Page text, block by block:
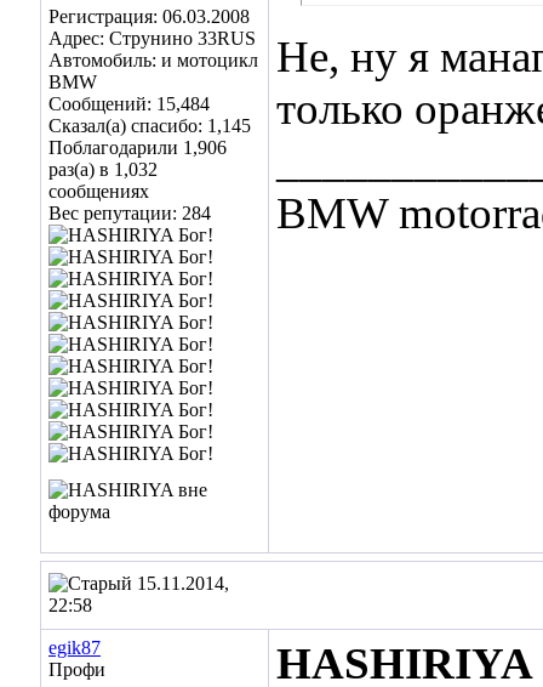
Регистрация: 06.03.2008
Адрес: Струнино 33RUS
Автомобиль: и мотоцикл
BMW
Сообщений: 15,484
Сказал(а) спасибо: 1,145
Поблагодарили 1,906
раз(а) в 1,032
сообщениях
Вес репутации: 284
Не, ну я
только
BMW
15.11.2014,
22:58
egik87
Профи
HASHIRIYA